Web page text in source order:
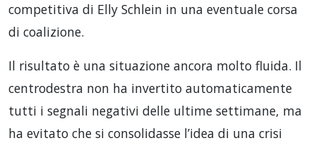
competitiva di Elly Schlein in una eventuale corsa
di coalizione.
Il risultato è una situazione ancora molto fluida. Il
centrodestra non ha invertito automaticamente
tutti i segnali negativi delle ultime settimane, ma
ha evitato che si consolidasse l’idea di una crisi